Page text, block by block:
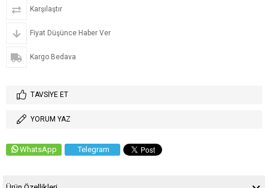
Karşılaştır
Fiyat Düşünce Haber Ver
Kargo Bedava
TAVSIYE ET
YORUM YAZ
WhatsApp Telegram